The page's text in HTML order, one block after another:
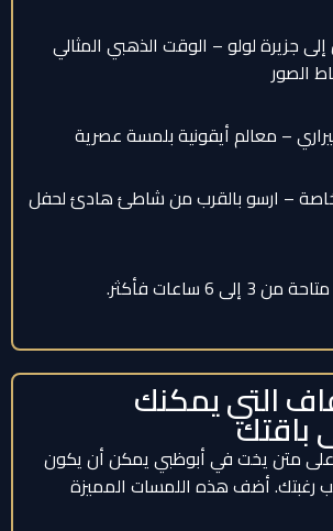
جزيرة لولو – الوقت الذهبي المثالي
الصور
– معالم أيقونية بلمسة عصرية
– ارسو بالقرب من شاطئ هادئ لحفل
6 ساعات فأكثر.
التي يمكنك
باقتك
متن يخت في أبوظبي يمكن أن يكون
رغبتك. أضف هذه اللمسات المميزة